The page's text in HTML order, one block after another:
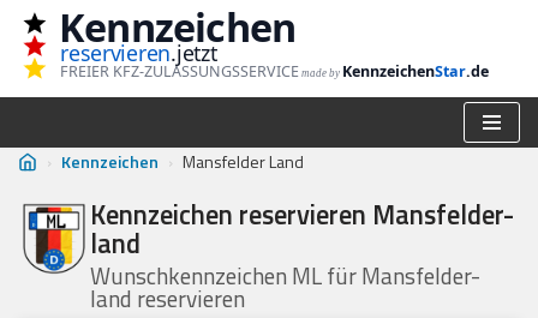
Zum
Inhalt
Kennzeichen
reservieren.jetzt
FREIER KFZ-ZULASSUNGSSERVICE made by KennzeichenStar.de
› Kennzeichen › Mansfelder Land
Kennzeichen reservieren Mansfelder-
land
Wunschkennzeichen ML für Mansfelder-
land reservieren